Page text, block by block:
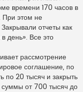
времени 170 часов в
При этом не
отчеты как
день». Все это
рассмотрение
соглашение, по
по 20 тысяч и закрыть
суммы от 700 тысяч до